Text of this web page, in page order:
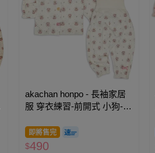
akachan honpo - 長袖家居
服 穿衣練習-前開式 小狗-象
即將售完
$490